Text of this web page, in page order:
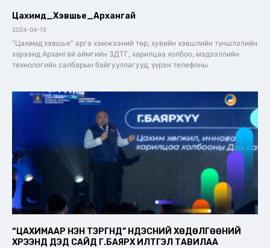
Цахимд_Хэвшье_Архангай
2024-04-15
“Цахимд хэвшье” арга хэмжээний төр, хувийн хэвшлийн түншлэлийн
хүрээнд Архангай аймгийн ЗДТГ, харилцаа холбоо, мэдээллийн
технологийн салбарын байгууллагууд, үүрэн телефоны
“ЦАХИМААР НЭН ТЭРГҮҮНД” ҮНДЭСНИЙ ХӨДӨЛГӨӨНИЙ
ХҮРЭЭНД ДЭД САЙД Г.БАЯРХҮҮ ИЛТГЭЛ ТАВИЛАА